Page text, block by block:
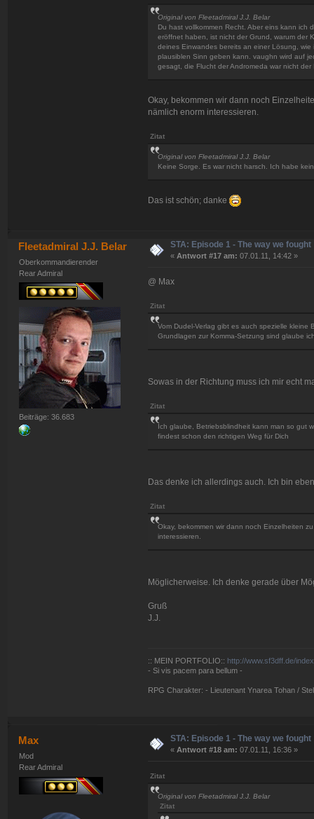
Original von Fleetadmiral J.J. Belar
Du hast vollkommen Recht. Aber eins kann
eröffnet haben, ist nicht der Grund, warum der
deines Einwandes bereits an einer Lösung,
plausiblen Sinn geben kann. vaughn wird auf
gesagt, die Flucht der Andromeda war nicht der
Okay, bekommen wir dann noch
nämlich enorm interessieren.
Zitat
Original von Fleetadmiral J.J. Belar
Keine Sorge. Es war nicht harsch. Ich habe
Das ist schön; danke
Fleetadmiral J.J. Belar
Oberkommandierender
Rear Admiral
Beiträge: 36.683
STA: Episode 1 - The way we fought
« Antwort #17 am: 07.01.11, 14:42 »
@ Max
Zitat
Vom Dudel-Verlag gibt es auch spezielle
Grundlagen zur Komma-Setzung sind glaube
Sowas in der Richtung muss ich mir echt
Zitat
Ich glaube, Betriebsblindheit kann man so gut
findest schon den richtigen Weg für Dich
Das denke ich allerdings auch. Ich bin
Zitat
Okay, bekommen wir dann noch Einzelheiten
interessieren.
Möglicherweise. Ich denke gerade über
Gruß
J.J.
:: MEIN PORTFOLIO:: http://www.sf3dff.de/
- Si vis pacem para bellum -
RPG Charakter: - Lieutenant Ynarea Tohan /
Max
Mod
Rear Admiral
STA: Episode 1 - The way we fought
«Antwort #18 am: 07.01.11, 16:36 »
Zitat
Original von Fleetadmiral J.J. Belar
Zitat